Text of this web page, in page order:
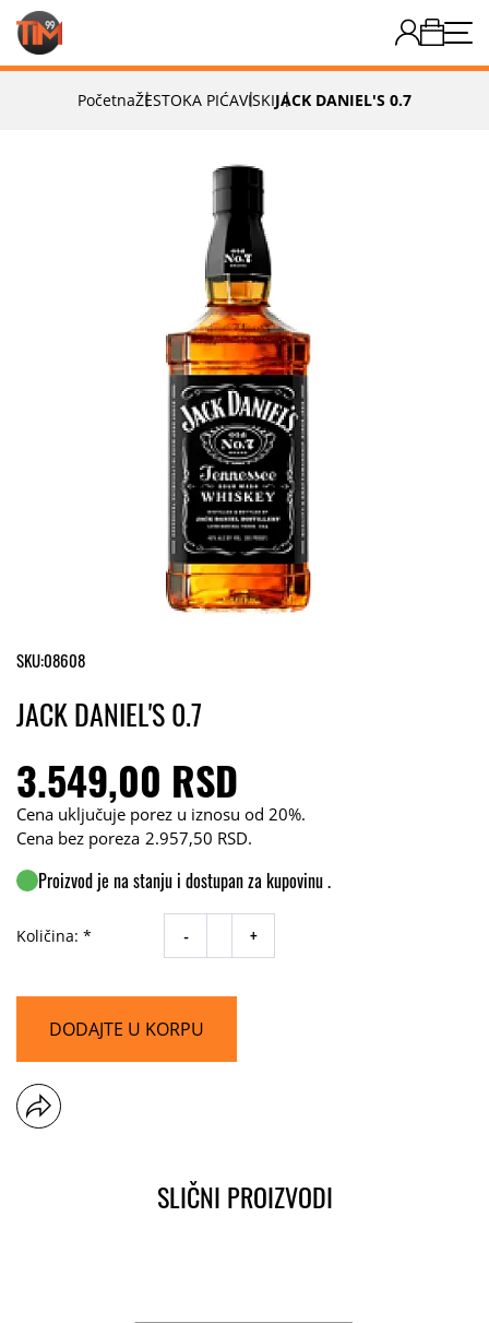
PočetnaŽESTOKA PIĆAVISKIJACK DANIEL'S 0.7
SKU:08608
JACK DANIEL'S 0.7
3.549,00 RSD
Cena uključuje porez u iznosu od 20%.
Cena bez poreza 2.957,50 RSD.
Proizvod je na stanju i dostupan za kupovinu .
Količina: * - +
DODAJTE U KORPU
SLIČNI PROIZVODI